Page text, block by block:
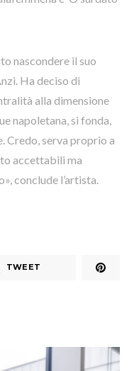
nascondere il suo
Ha deciso di
alla dimensione
napoletana, si fonda,
Credo, serva proprio a
accettabili ma
conclude l’artista.
TWEET